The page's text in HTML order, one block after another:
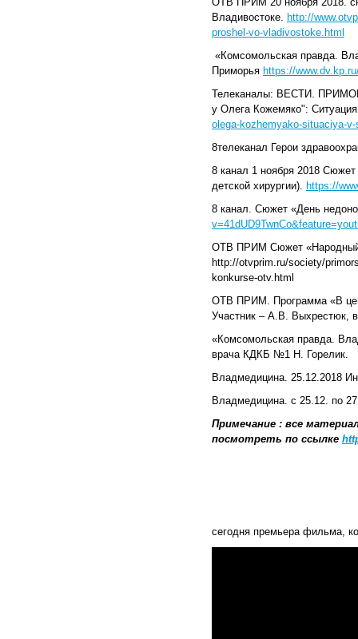
Владивостоке. http://
proshel-vo-vladivostoke.html
«Комсомольская правда.
Приморья https://
Телеканалы: ВЕСТИ.
у Олега Кожемяко":
olega-kozhemyako-situaciya-
8телеканал Герои
8 канал 1 ноября 2018
детской хирургии). https://
8 канал. Сюжет «День
ОТВ ПРИМ Сюжет «Народный
http://otvprim.ru/society/
konkurse-otv.html
ОТВ ПРИМ. Программа «В
Участник – А.В. Выхрестюк,
«Комсомольская правда.
врача КДКБ №1 Н. Горелик.
Владмедицина. 25.12.2018
Владмедицина. с 25.12. по
Примечание : все
посмотреть по ссылке
сегодня премьера фильма,